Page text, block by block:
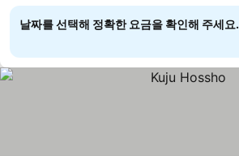
날짜를 선택해 정확한 요금을 확인해 주세요.